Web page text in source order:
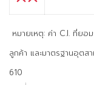
หมายเหตุ: ค่า C.I. ที่ยอ
ลูกค้า และมาตรฐานอุตส
610